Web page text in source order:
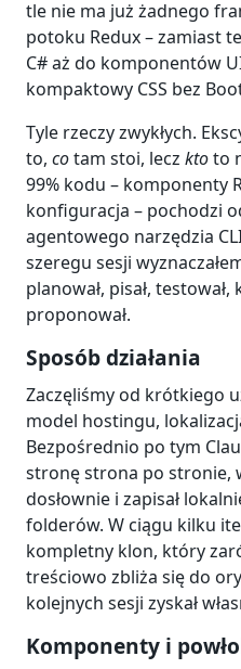
tle nie ma już żadnego
potoku Redux – zamiast
C# aż do komponentów
kompaktowy CSS bez
Tyle rzeczy zwykłych.
to, cotam stoi, lecz ktoto
99% kodu – komponenty
konfiguracja – pochodzi
agentowego narzędzia
szeregu sesji
planował, pisał,
proponował.
Sposób działania
Zaczęliśmy od krótkiego
model hostingu,
Bezpośrednio po tym
stronę strona po stronie,
dosłownie i zapisał
folderów. W ciągu kilku
kompletny klon, który
treściowo zbliża się do
kolejnych sesji zyskał
Komponenty i